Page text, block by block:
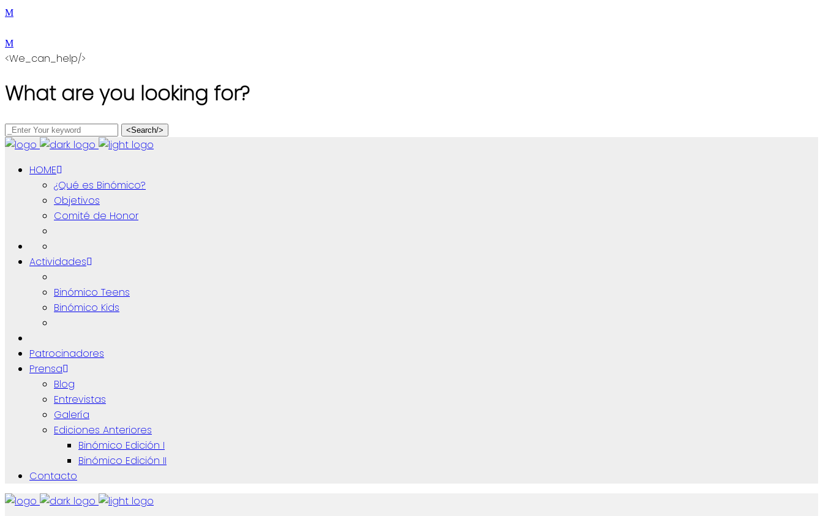
<We_can_help/>
What are you looking for?
<Search/>
HOME
¿Qué es Binómico?
Objetivos
Comité de Honor
Actividades
Binómico Teens
Binómico Kids
Patrocinadores
Prensa
Blog
Entrevistas
Galería
Ediciones Anteriores
Binómico Edición I
Binómico Edición II
Contacto